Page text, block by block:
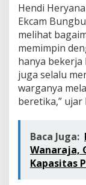
Hendi
Ekcam
melihat
memimpin
hanya
juga selalu
warganya
beretika,” ujar
Baca Juga:
Wanaraja,
Kapasitas